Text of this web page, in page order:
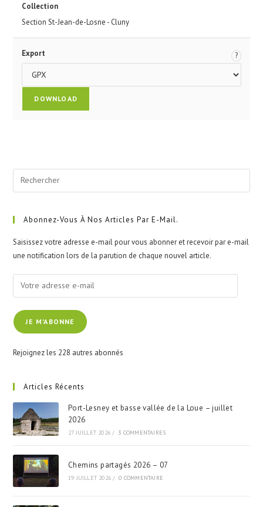
Collection
Section St-Jean-de-Losne - Cluny
?
Export
Abonnez-Vous À Nos Articles Par E-Mail.
Saisissez votre adresse e-mail pour vous abonner et recevoir par e-mail
une notification lors de la parution de chaque nouvel article.
Votre
adresse
e-
mailJE M'ABONNE
Rejoignez les 228 autres abonnés
Articles Récents
Port-Lesney et basse vallée de la Loue – juillet
2026
27 JUILLET 2026 / 3 COMMENTAIRES
Chemins partagés 2026 – 07
19 JUILLET 2026 / 0 COMMENTAIRE